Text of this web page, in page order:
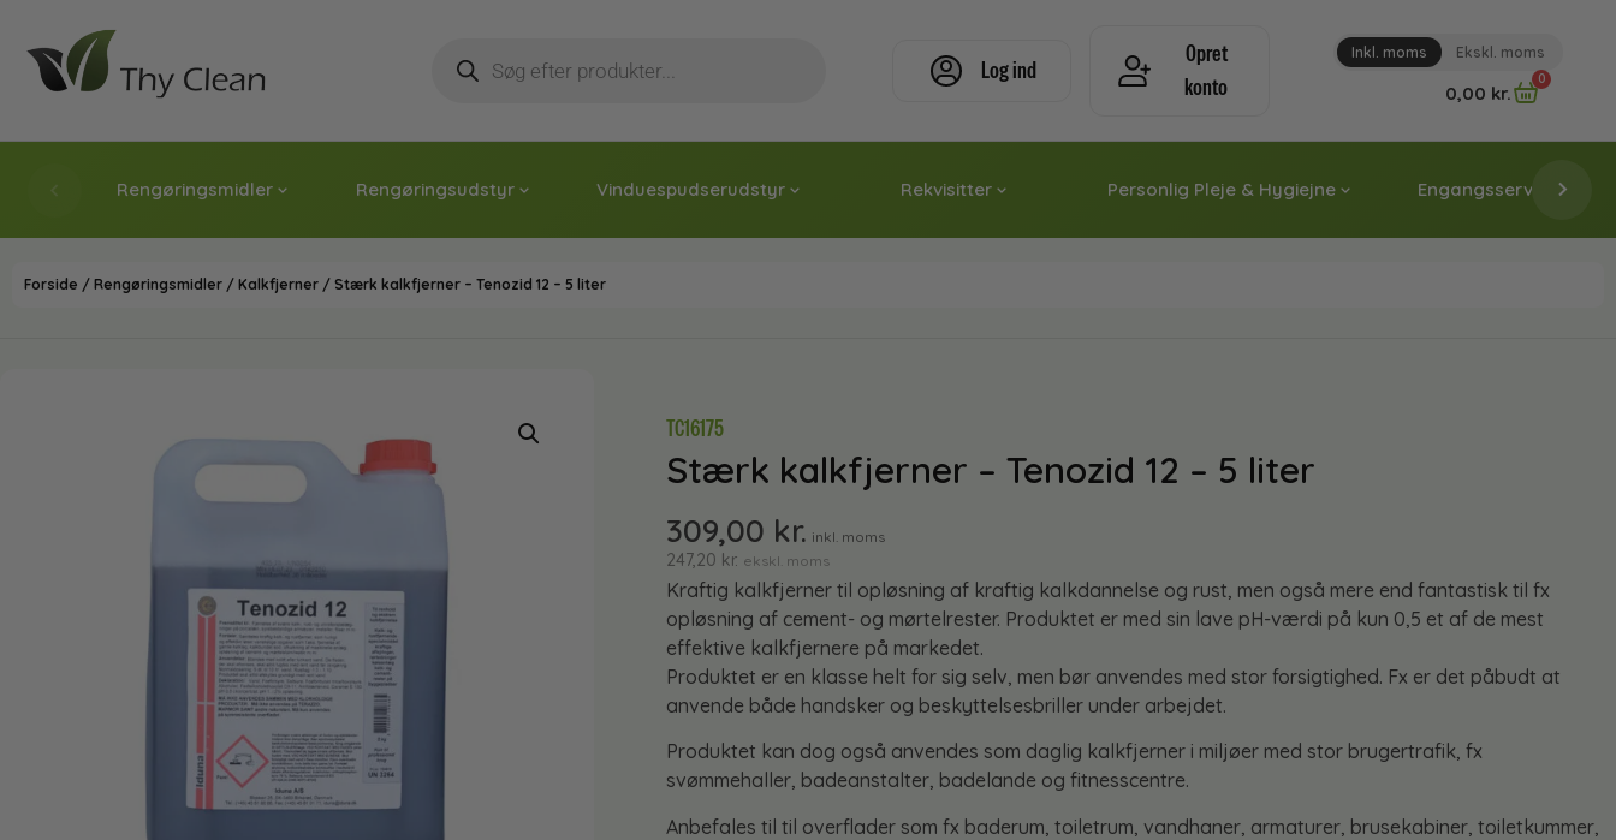
Log ind
Opret
konto
Inkl. moms Ekskl. moms
0,00 kr.
0
Rengøringsmidler Rengøringsudstyr Vinduespudserudstyr Rekvisitter Personlig Pleje & Hygiejne Engangsservice &
Forside / Rengøringsmidler / Kalkfjerner / Stærk kalkfjerner – Tenozid 12 – 5 liter
TC16175
Stærk kalkfjerner – Tenozid 12 – 5 liter
309,00 kr. inkl. moms
247,20 kr. ekskl. moms
Kraftig kalkfjerner til opløsning af kraftig kalkdannelse og rust, men også mere end fantastisk til fx
opløsning af cement- og mørtelrester. Produktet er med sin lave pH-værdi på kun 0,5 et af de mest
effektive kalkfjernere på markedet.
Produktet er en klasse helt for sig selv, men bør anvendes med stor forsigtighed. Fx er det påbudt at
anvende både handsker og beskyttelsesbriller under arbejdet.
Produktet kan dog også anvendes som daglig kalkfjerner i miljøer med stor brugertrafik, fx
svømmehaller, badeanstalter, badelande og fitnesscentre.
Anbefales til til overflader som fx baderum, toiletrum, vandhaner, armaturer, brusekabiner, toiletkummer,